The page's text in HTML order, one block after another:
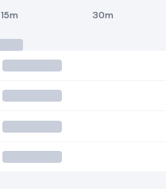
15m 30m